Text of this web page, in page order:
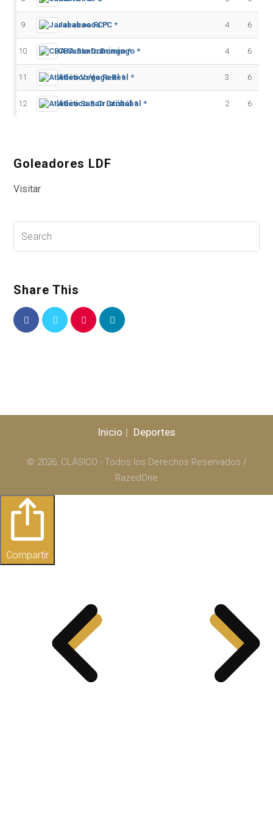
9 Jarabacoa FC * 4 6
10 CBA Santo Domingo * 4 6
11 Atlético Vega Real * 3 6
12 Atlético San Cristóbal * 2 6
Goleadores LDF
Visitar
Share This
Inicio Deportes
© 2026, CLÁSICO - Todos los Derechos Reservados /
RazedOne
Compartir